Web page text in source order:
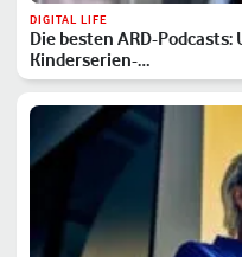
DIGITAL LIFE
Die besten ARD-Podcasts:
Kinderserien-…